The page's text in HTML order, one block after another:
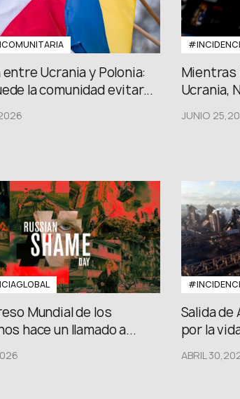
Ucrania y Polonia:
la comunidad evitar...
Mientras
Ucrania,
JUNIO
Mundial de los
hace un llamado a...
Salida de
por la
ABRIL